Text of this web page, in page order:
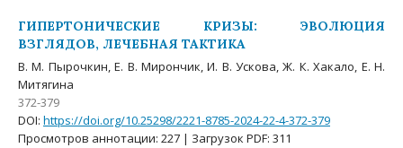
ГИПЕРТОНИЧЕСКИЕ КРИЗЫ: ЭВОЛЮЦИЯ
ВЗГЛЯДОВ, ЛЕЧЕБНАЯ ТАКТИКА
В. М. Пырочкин, Е. В. Мирончик, И. В. Ускова, Ж. К. Хакало, Е. Н.
Митягина
372-379
DOI: https://doi.org/10.25298/2221-8785-2024-22-4-372-379
Просмотров аннотации: 227 | Загрузок PDF: 311